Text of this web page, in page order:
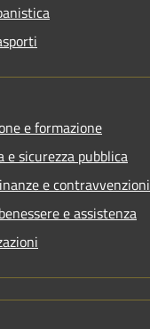
e formazione
e sicurezza pubblica
e contravvenzioni
e assistenza